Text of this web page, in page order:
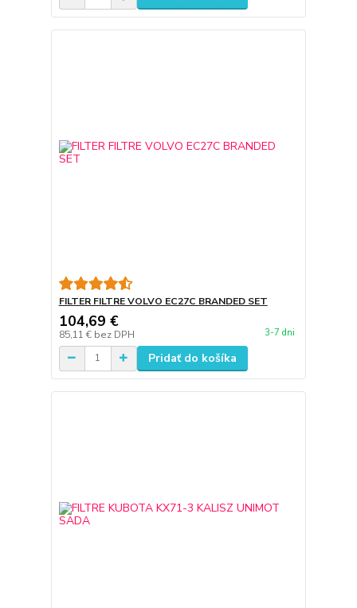
FILTER FILTRE VOLVO EC27C BRANDED SET
104,69 €
85,11 € bez DPH 3-7 dni
Pridať do košíka